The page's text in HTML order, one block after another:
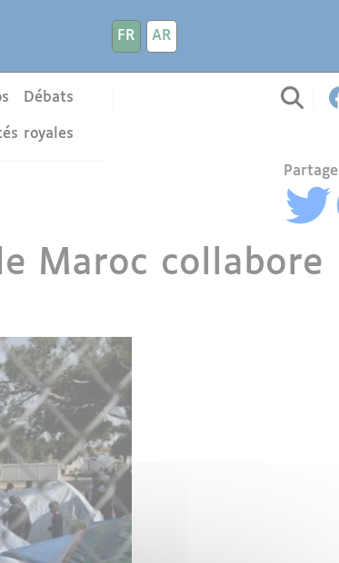
FR
AR
Débats
royales
Maroc collabore